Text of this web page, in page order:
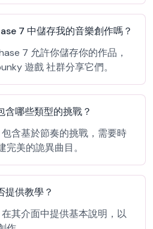
7 中儲存我的音樂創作嗎？
7 允許你儲存你的作品，
遊戲 社群分享它們。
哪些類型的挑戰？
含基於節奏的挑戰，需要時
美的詭異曲目。
提供教學？
其介面中提供基本說明，以